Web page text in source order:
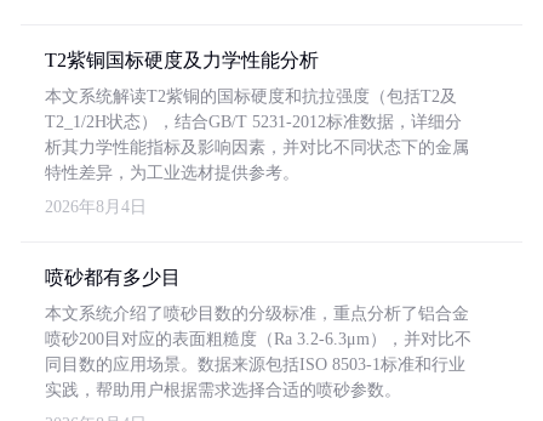
T2紫铜国标硬度及力学性能分析
本文系统解读T2紫铜的国标硬度和抗拉强度（包括T2及
T2_1/2H状态），结合GB/T 5231-2012标准数据，详细分
析其力学性能指标及影响因素，并对比不同状态下的金属
特性差异，为工业选材提供参考。
2026年8月4日
喷砂都有多少目
本文系统介绍了喷砂目数的分级标准，重点分析了铝合金
喷砂200目对应的表面粗糙度（Ra 3.2-6.3μm），并对比不
同目数的应用场景。数据来源包括ISO 8503-1标准和行业
实践，帮助用户根据需求选择合适的喷砂参数。